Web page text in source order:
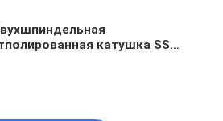
катушка SS